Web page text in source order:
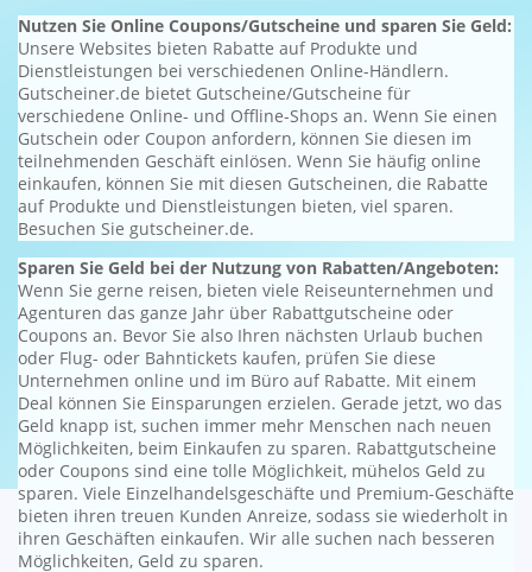
Nutzen Sie Online Coupons/Gutscheine und sparen Sie Geld:
Unsere Websites bieten Rabatte auf Produkte und
Dienstleistungen bei verschiedenen Online-Händlern.
Gutscheiner.de bietet Gutscheine/Gutscheine für
verschiedene Online- und Offline-Shops an. Wenn Sie einen
Gutschein oder Coupon anfordern, können Sie diesen im
teilnehmenden Geschäft einlösen. Wenn Sie häufig online
einkaufen, können Sie mit diesen Gutscheinen, die Rabatte
auf Produkte und Dienstleistungen bieten, viel sparen.
Besuchen Sie gutscheiner.de.
Sparen Sie Geld bei der Nutzung von Rabatten/Angeboten:
Wenn Sie gerne reisen, bieten viele Reiseunternehmen und
Agenturen das ganze Jahr über Rabattgutscheine oder
Coupons an. Bevor Sie also Ihren nächsten Urlaub buchen
oder Flug- oder Bahntickets kaufen, prüfen Sie diese
Unternehmen online und im Büro auf Rabatte. Mit einem
Deal können Sie Einsparungen erzielen. Gerade jetzt, wo das
Geld knapp ist, suchen immer mehr Menschen nach neuen
Möglichkeiten, beim Einkaufen zu sparen. Rabattgutscheine
oder Coupons sind eine tolle Möglichkeit, mühelos Geld zu
sparen. Viele Einzelhandelsgeschäfte und Premium-Geschäfte
bieten ihren treuen Kunden Anreize, sodass sie wiederholt in
ihren Geschäften einkaufen. Wir alle suchen nach besseren
Möglichkeiten, Geld zu sparen.